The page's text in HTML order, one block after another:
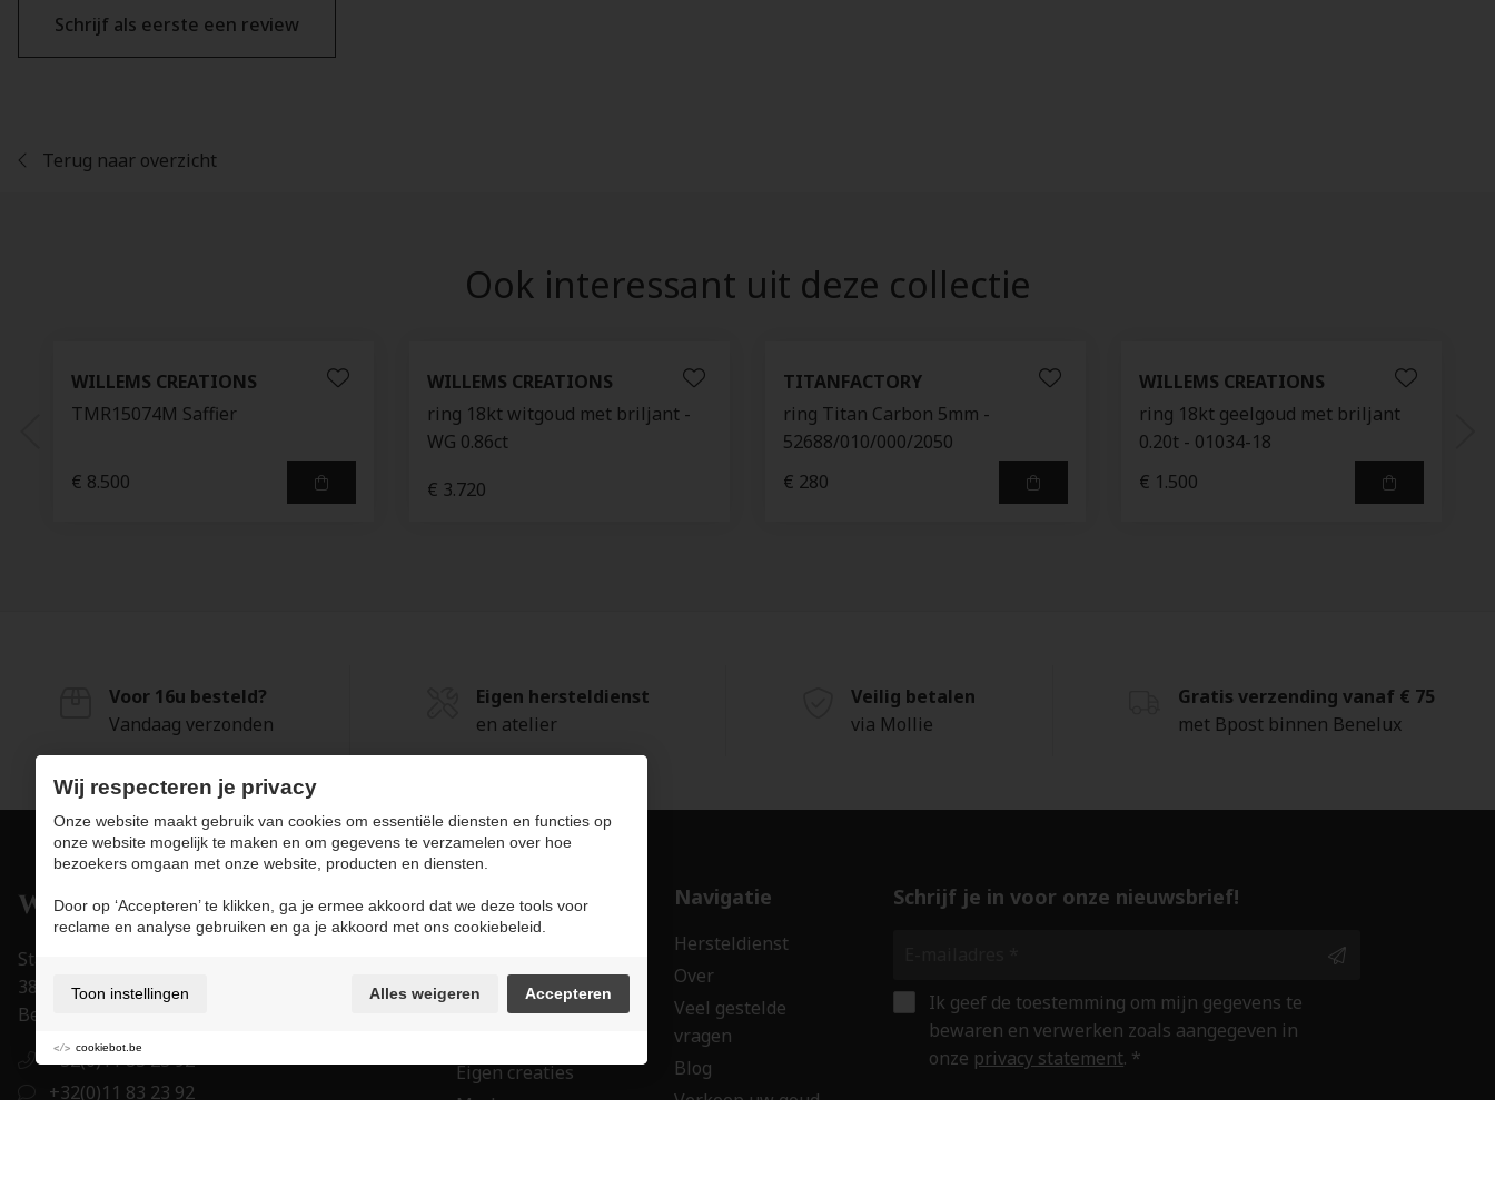
Schrijf als eerste een review
Terug naar overzicht
Ook interessant uit deze collectie
WILLEMS CREATIONS
TMR15074M Saffier
€ 8.500
WILLEMS CREATIONS
ring 18kt witgoud met briljant -
WG 0.86ct
€ 3.720
TITANFACTORY
ring Titan Carbon 5mm -
52688/010/000/2050
€ 280
WILLEMS CREATIONS
ring 18kt geelgoud met briljant
0.20t - 01034-18
€ 1.500
Voor 16u besteld?
Vandaag verzonden
Eigen hersteldienst
en atelier
Veilig betalen
via Mollie
Gratis verzending vanaf € 75
met Bpost binnen Benelux
Stapelstraat 15-17
3800 Sint-Truiden
België
+32(0)11 83 23 92
+32(0)11 83 23 92
Producten
Uurwerken
Accessoires
Eigen creaties
Merken
Navigatie
Hersteldienst
Over
Veel gestelde
vragen
Blog
Verkoop uw goud
Schrijf je in voor onze nieuwsbrief!
Ik geef de toestemming om mijn gegevens te
bewaren en verwerken zoals aangegeven in
onze privacy statement. *
Wij respecteren je privacy
Onze website maakt gebruik van cookies om essentiële diensten en functies op
onze website mogelijk te maken en om gegevens te verzamelen over hoe
bezoekers omgaan met onze website, producten en diensten.
Door op ‘Accepteren’ te klikken, ga je ermee akkoord dat we deze tools voor
reclame en analyse gebruiken en ga je akkoord met ons cookiebeleid.
Toon instellingen Alles weigeren Accepteren
cookiebot.be